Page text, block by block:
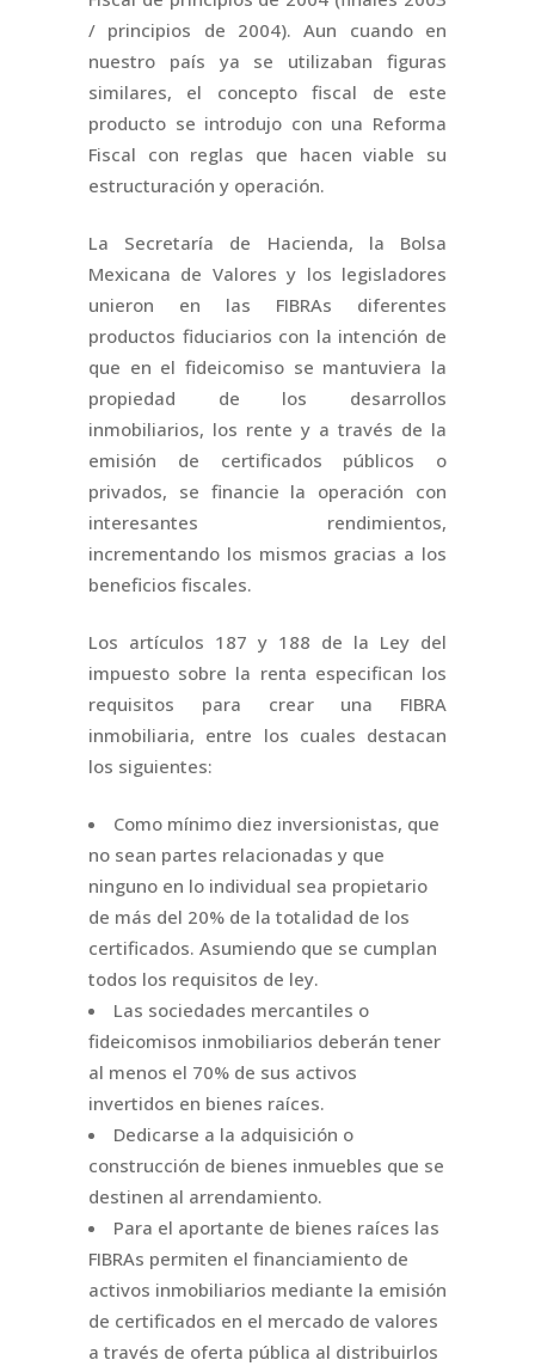
/ principios de 2004). Aun cuando en
nuestro país ya se utilizaban figuras
similares, el concepto fiscal de este
producto se introdujo con una Reforma
Fiscal con reglas que hacen viable su
estructuración y operación.
La Secretaría de Hacienda, la Bolsa
Mexicana de Valores y los legisladores
unieron en las FIBRAs diferentes
productos fiduciarios con la intención de
que en el fideicomiso se mantuviera la
propiedad de los desarrollos
inmobiliarios, los rente y a través de la
emisión de certificados públicos o
privados, se financie la operación con
interesantes rendimientos,
incrementando los mismos gracias a los
beneficios fiscales.
Los artículos 187 y 188 de la Ley del
impuesto sobre la renta especifican los
requisitos para crear una FIBRA
inmobiliaria, entre los cuales destacan
los siguientes:
Como mínimo diez inversionistas, que
no sean partes relacionadas y que
ninguno en lo individual sea propietario
de más del 20% de la totalidad de los
certificados. Asumiendo que se cumplan
todos los requisitos de ley.
Las sociedades mercantiles o
fideicomisos inmobiliarios deberán tener
al menos el 70% de sus activos
invertidos en bienes raíces.
Dedicarse a la adquisición o
construcción de bienes inmuebles que se
destinen al arrendamiento.
Para el aportante de bienes raíces las
FIBRAs permiten el financiamiento de
activos inmobiliarios mediante la emisión
de certificados en el mercado de valores
a través de oferta pública al distribuirlos